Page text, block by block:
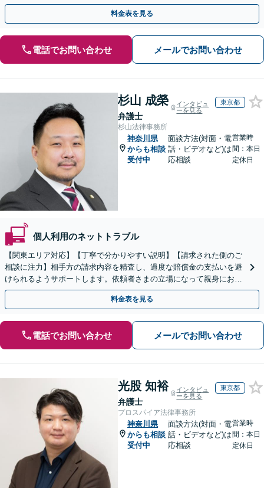
前にご相談ください。【土曜・夜間対応】
料金表を見る
電話でお問い合わせ メールでお問い合わせ
杉山 成榮
弁護士
インタビュ
ーを見る
東京都
杉山法律事務所
神奈川県
からも相談
受付中
面談方法(対面・電
話・ビデオなど)は
応相談
営業時
間：本日
定休日
個人利用のネットトラブル
【関東エリア対応】【丁寧で分かりやすい説明】【請求された側のご
相談に注力】相手方の請求内容を精査し、過度な賠償金の支払いを避
けられるようサポートします。依頼者さまの立場になって親身にお話
を伺いますので、ぜひご相談ください。【WEB面談可】
料金表を見る
電話でお問い合わせ メールでお問い合わせ
光股 知裕
弁護士
インタビュ
ーを見る
東京都
プロスパイア法律事務所
神奈川県
からも相談
受付中
面談方法(対面・電
話・ビデオなど)は
応相談
営業時
間：本日
定休日